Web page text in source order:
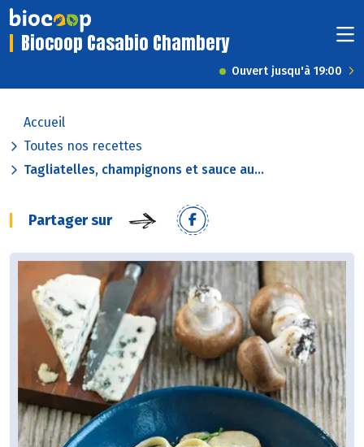
Biocoop Casabio Chambery
Ouvert jusqu'à 19:00
Accueil
Toutes nos recettes
Tagliatelles, champignons et sauce au...
Partager sur